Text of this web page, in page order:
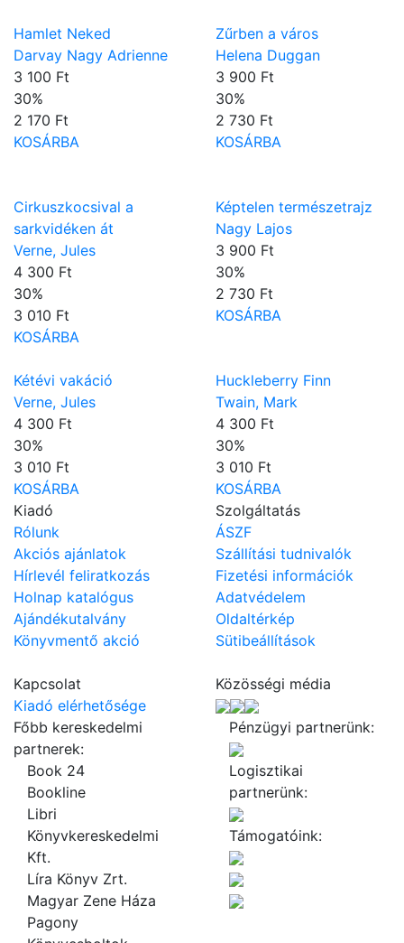
Hamlet Neked
Darvay Nagy Adrienne
3 100 Ft
30%
2 170 Ft
KOSÁRBA
Zűrben a város
Helena Duggan
3 900 Ft
30%
2 730 Ft
KOSÁRBA
Cirkuszkocsival a
sarkvidéken át
Verne, Jules
4 300 Ft
30%
3 010 Ft
KOSÁRBA
Képtelen természetrajz
Nagy Lajos
3 900 Ft
30%
2 730 Ft
KOSÁRBA
Kétévi vakáció
Verne, Jules
4 300 Ft
30%
3 010 Ft
KOSÁRBA
Huckleberry Finn
Twain, Mark
4 300 Ft
30%
3 010 Ft
KOSÁRBA
Kiadó
Rólunk
Akciós ajánlatok
Hírlevél feliratkozás
Holnap katalógus
Ajándékutalvány
Könyvmentő akció
Szolgáltatás
ÁSZF
Szállítási tudnivalók
Fizetési információk
Adatvédelem
Oldaltérkép
Sütibeállítások
Kapcsolat
Kiadó elérhetősége
Közösségi média
Főbb kereskedelmi
partnerek:
Book 24
Bookline
Libri
Könyvkereskedelmi
Kft.
Líra Könyv Zrt.
Magyar Zene Háza
Pagony
Pénzügyi partnerünk:
Logisztikai
partnerünk:
Támogatóink: